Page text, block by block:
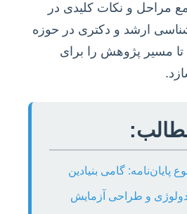
مراحل و نکات کلیدی در
ارشد و دکتری در حوزه
تا مسیر پژوهش را برای
پایان‌نامه: گامی بنیادین
و طراحی آزمایش